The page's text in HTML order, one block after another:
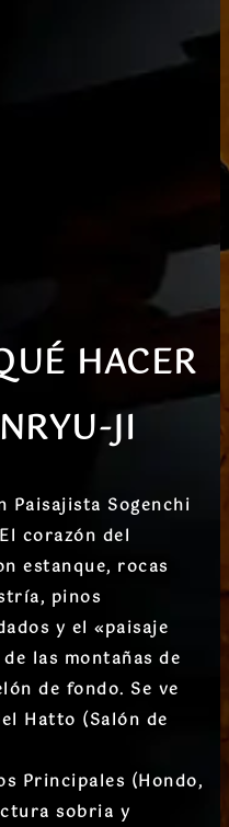
HACER
JI
Paisajista Sogenchi
corazón del
estanque, rocas
pinos
y el «paisaje
de las montañas de
de fondo. Se ve
Hatto (Salón de
Principales (Hondo,
sobria y